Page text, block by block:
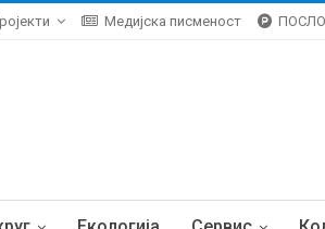
Медијска писменост